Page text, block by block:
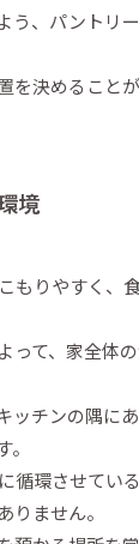
う、パントリ
を決めること
境
もりやすく、
て、家全体
ッチンの隅に
循環させてい
ません。